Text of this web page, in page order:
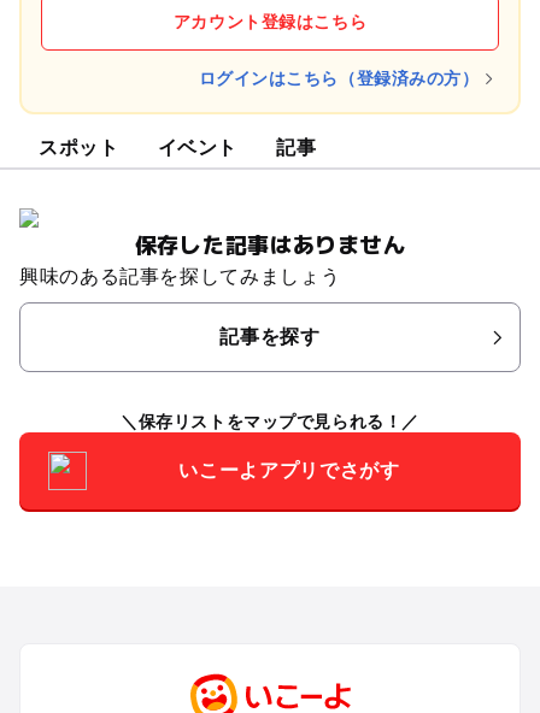
アカウント登録はこちら
ログインはこちら（登録済みの方）
スポット イベント 記事
保存した記事はありません
興味のある記事を探してみましょう
記事を探す
保存リストをマップで見られる！
いこーよアプリでさがす